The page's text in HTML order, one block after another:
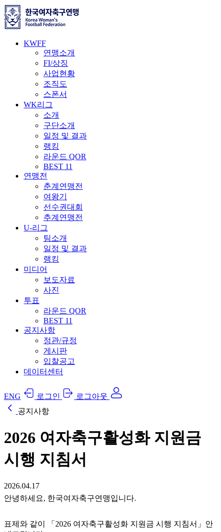
KWFF
연맹소개
FI/상징
사업현황
조직도
스폰서
WK리그
소개
구단소개
일정 및 결과
랭킹
라운드 QOR
BEST 11
연맹전
춘계연맹전
여왕기
선수권대회
추계연맹전
U-리그
팀소개
일정 및 결과
랭킹
미디어
보도자료
사진
투표
라운드 QOR
BEST 11
공지사항
정관/규정
게시판
입찰공고
데이터센터
ENG 로그인
로그아웃
공지사항
2026 여자축구활성화 지원금
시행 지침서
2026.04.17
안녕하세요, 한국여자축구연맹입니다.
표제와 같이 「2026 여자축구활성화 지원금 시행 지침서」안